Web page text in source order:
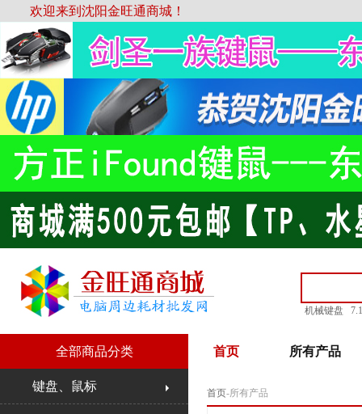
欢迎来到沈阳金旺通商城！
机械键盘
首页 所有产品
全部商品分类
键盘、鼠标 首页-所有产品